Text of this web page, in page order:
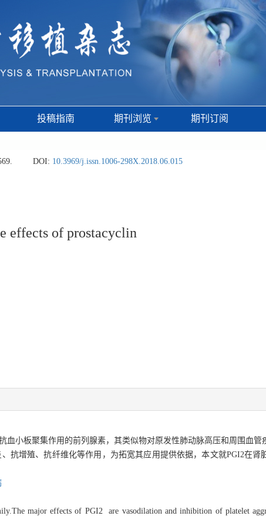
投稿指南 期刊浏览 期刊订阅
DOI: 10.3969/j.issn.1006-298X.2018.06.015
effects of prostacyclin
血小板聚集作用的前列腺素，其类似物对原发性肺动脉高压和周围血
抗增殖、抗纤维化等作用，为拓宽其应用提供依据，本文就PGI2在肾
major effects of PGI2 are vasodilation and inhibition of platelet